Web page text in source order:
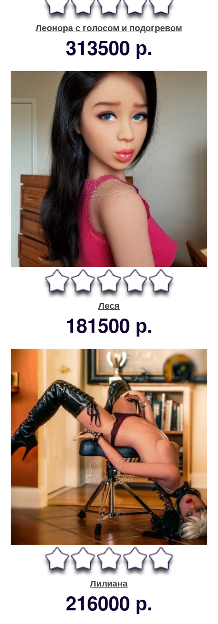
Леонора с голосом и подогревом
313500 р.
Леся
181500 р.
Лилиана
216000 р.